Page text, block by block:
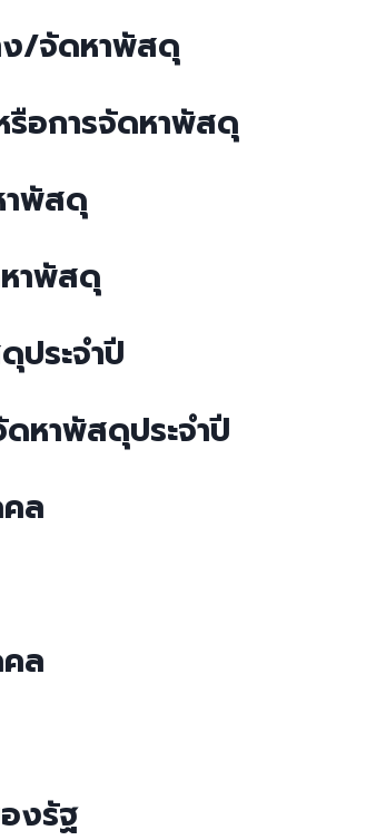
ง/จัดหาพัสดุ
รือการจัดหาพัสดุ
าพัสดุ
าพัสดุ
ประจำปี
หาพัสดุประจำปี
ล
ล
งรัฐ